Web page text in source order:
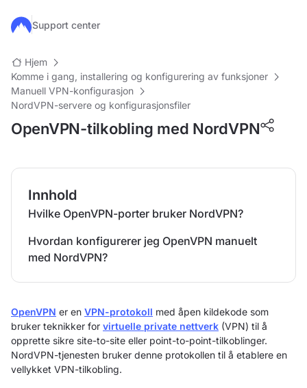
Hopp til hovedinnhold
Support center
Hjem
Komme i gang, installering og konfigurering av funksjoner
Manuell VPN-konfigurasjon
NordVPN-servere og konfigurasjonsfiler
OpenVPN-tilkobling med NordVPN
Innhold
Hvilke OpenVPN-porter bruker NordVPN?
Hvordan konfigurerer jeg OpenVPN manuelt
med NordVPN?
OpenVPN er en VPN-protokoll med åpen kildekode som
bruker teknikker for virtuelle private nettverk (VPN) til å
opprette sikre site-to-site eller point-to-point-tilkoblinger.
NordVPN-tjenesten bruker denne protokollen til å etablere en
vellykket VPN-tilkobling.